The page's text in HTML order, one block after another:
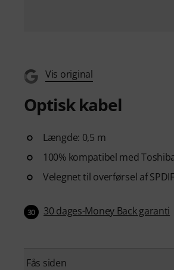
Vis original
Optisk kabel
Længde: 0,5 m
100% kompatibel med
Velegnet til overførsel af
30 30 dages-Money Back garanti
Fås siden